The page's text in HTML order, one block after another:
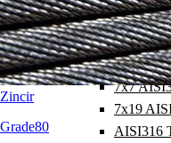
Zincir
Grade80
6x19+1
1x19
6x7+1
7x7
7x19
AISI316